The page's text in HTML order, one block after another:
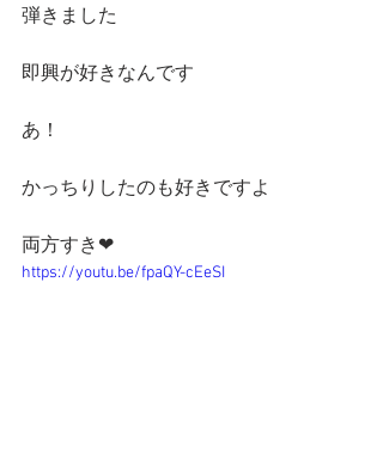
弾きました
即興が好きなんです
あ！
かっちりしたのも好きですよ
両方すき❤
https://youtu.be/fpaQY-cEeSI